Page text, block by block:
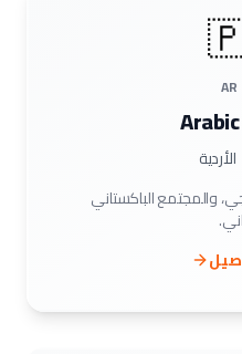
والمجتمع الباكستاني